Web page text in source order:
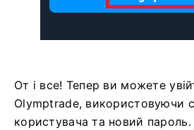
От і все! Тепер ви можете
Olymptrade, використовуючи
користувача та новий пароль.